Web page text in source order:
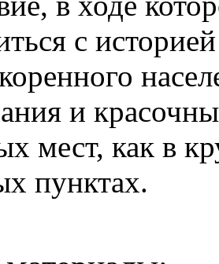
с
и
мест, как в
пунктах.